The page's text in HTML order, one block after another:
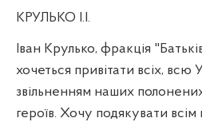
КРУЛЬКО І.І.
Іван Крулько, фракція
хочеться привітати всіх, всю
звільненням наших
героїв. Хочу подякувати